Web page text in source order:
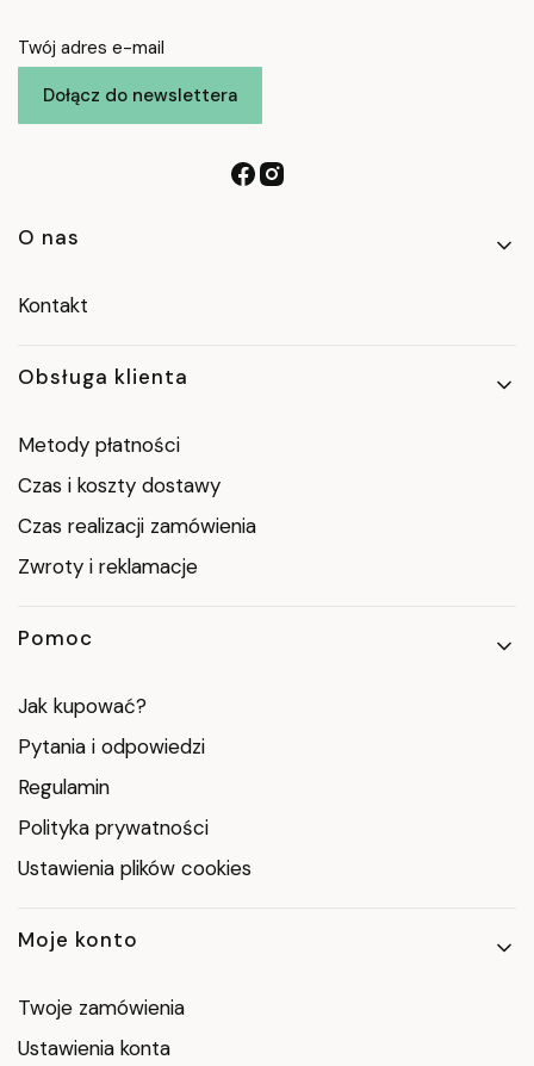
Twój adres e-mail
Dołącz do newslettera
Linki w stopce
O nas
Kontakt
Obsługa klienta
Metody płatności
Czas i koszty dostawy
Czas realizacji zamówienia
Zwroty i reklamacje
Pomoc
Jak kupować?
Pytania i odpowiedzi
Regulamin
Polityka prywatności
Ustawienia plików cookies
Moje konto
Twoje zamówienia
Ustawienia konta